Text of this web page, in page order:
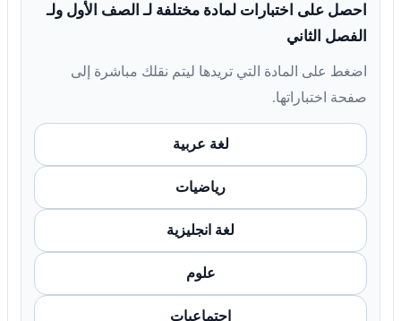
احصل على اختبارات لمادة مختلفة لـ الصف الأول ولـ
الفصل الثاني
اضغط على المادة التي تريدها ليتم نقلك مباشرة إلى
صفحة اختباراتها.
لغة عربية
رياضيات
لغة انجليزية
علوم
اجتماعيات